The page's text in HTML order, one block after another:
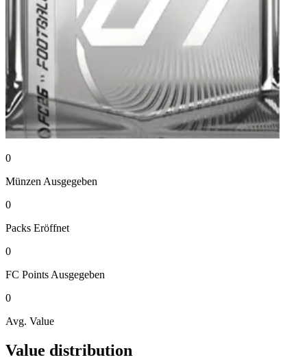
0
Münzen Ausgegeben
0
Packs Eröffnet
0
FC Points Ausgegeben
0
Avg. Value
Value distribution